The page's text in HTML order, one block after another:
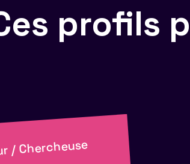
profils
/ Chercheuse